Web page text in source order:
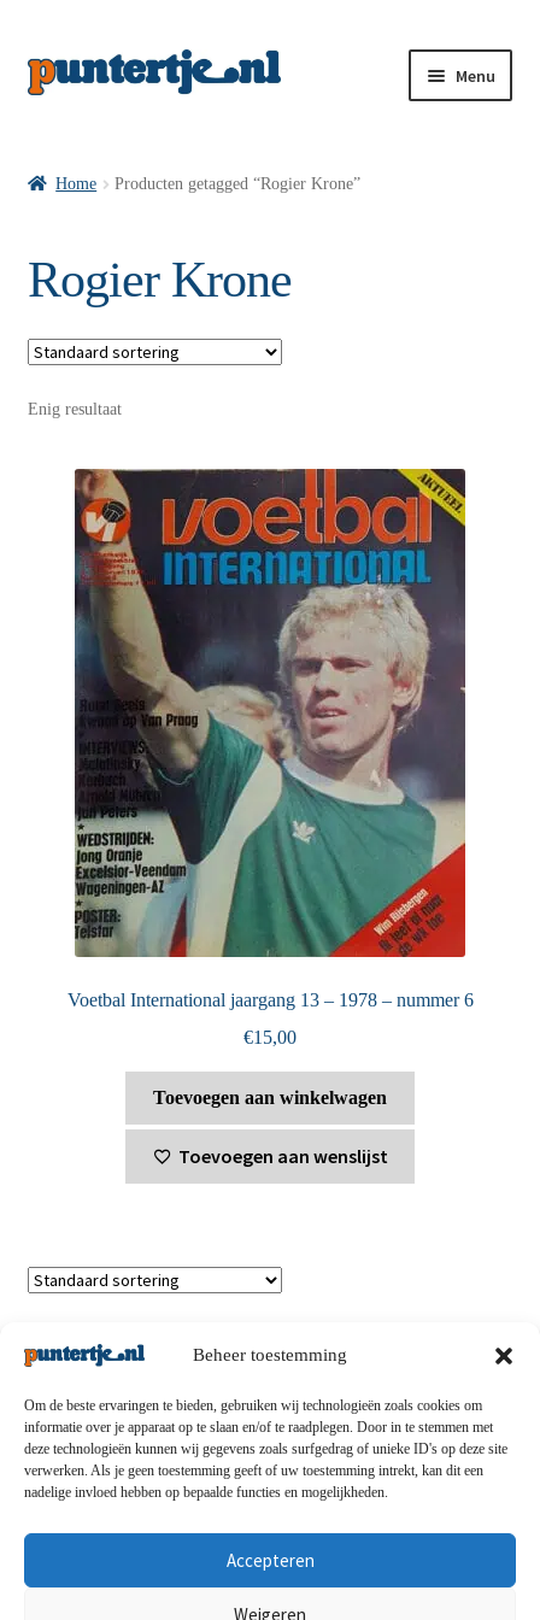
Beheer toestemming
Om de beste ervaringen te bieden, gebruiken wij technologieën zoals cookies om
informatie over je apparaat op te slaan en/of te raadplegen. Door in te stemmen met
deze technologieën kunnen wij gegevens zoals surfgedrag of unieke ID's op deze site
verwerken. Als je geen toestemming geeft of uw toestemming intrekt, kan dit een
nadelige invloed hebben op bepaalde functies en mogelijkheden.
Accepteren
Weigeren
Menu
VI’s met Posters
Wie is puntertje
Puntertjes
Contact
Home Producten getagged “Rogier Krone”
Rogier Krone
Enig resultaat
Voetbal International jaargang 13 – 1978 – nummer 6
€15,00
Toevoegen aan winkelwagen
Toevoegen aan wenslijst
Privacybeleid-Verzending en retouren-Algemene
voorwaarden-Disclaimert-Betaalmethoden-Over ons